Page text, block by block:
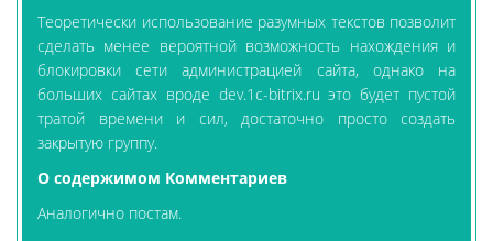
Теоретически использование разумных текстов позволит
сделать менее вероятной возможность нахождения и
блокировки сети администрацией сайта, однако на
больших сайтах вроде dev.1c-bitrix.ru это будет пустой
тратой времени и сил, достаточно просто создать
закрытую группу.
О содержимом Комментариев
Аналогично постам.